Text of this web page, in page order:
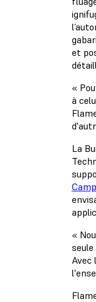
et
«
à
La
«
Avec